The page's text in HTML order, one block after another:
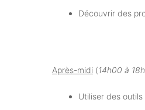
Découvrir des
Après-midi (14h00 à 1
Utiliser des